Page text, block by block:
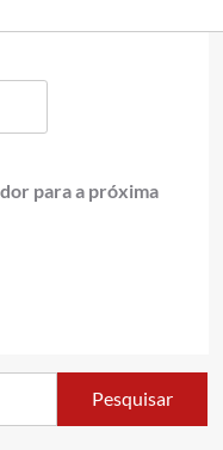
para a próxima